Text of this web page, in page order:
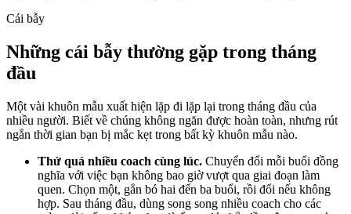
Cái bẫy
Những cái bẫy thường gặp trong tháng
đầu
Một vài khuôn mẫu xuất hiện lặp đi lặp lại trong tháng đầu của
nhiều người. Biết về chúng không ngăn được hoàn toàn, nhưng rút
ngắn thời gian bạn bị mắc kẹt trong bất kỳ khuôn mẫu nào.
Thử quá nhiều coach cùng lúc. Chuyển đổi mỗi buổi đồng
nghĩa với việc bạn không bao giờ vượt qua giai đoạn làm
quen. Chọn một, gắn bó hai đến ba buổi, rồi đổi nếu không
hợp. Sau tháng đầu, dùng song song nhiều coach cho các